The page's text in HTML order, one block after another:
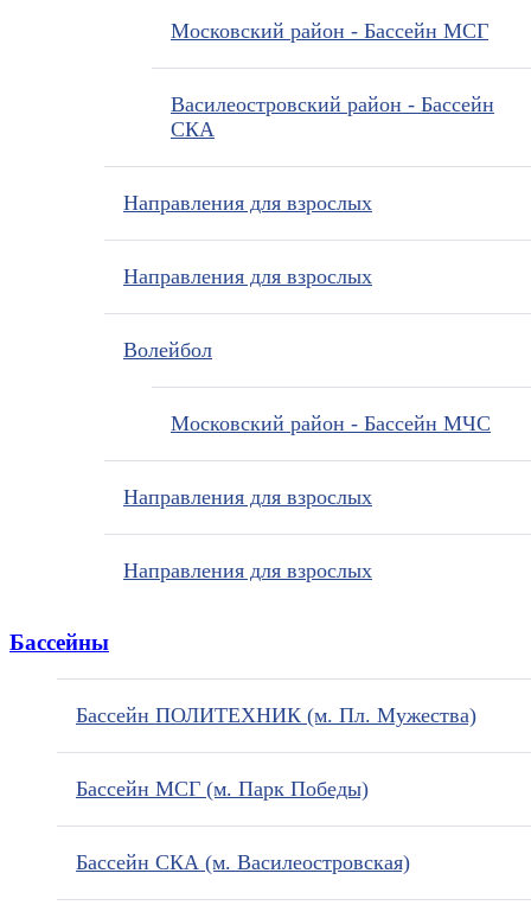
Московский район - Бассейн МСГ
Василеостровский район - Бассейн
СКА
Направления для взрослых
Направления для взрослых
Волейбол
Московский район - Бассейн МЧС
Направления для взрослых
Направления для взрослых
Бассейны
Бассейн ПОЛИТЕХНИК (м. Пл. Мужества)
Бассейн МСГ (м. Парк Победы)
Бассейн СКА (м. Василеостровская)